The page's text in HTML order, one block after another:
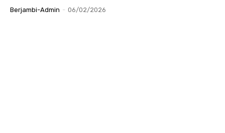
Berjambi-Admin - 06/02/2026